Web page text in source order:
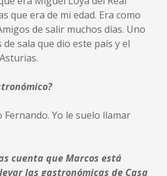
que era de mi edad. Era como
de salir muchos días. Uno
sala que dio este país y el
Fernando. Yo le suelo llamar
cuenta que Marcos está
las gastronómicas de Casa